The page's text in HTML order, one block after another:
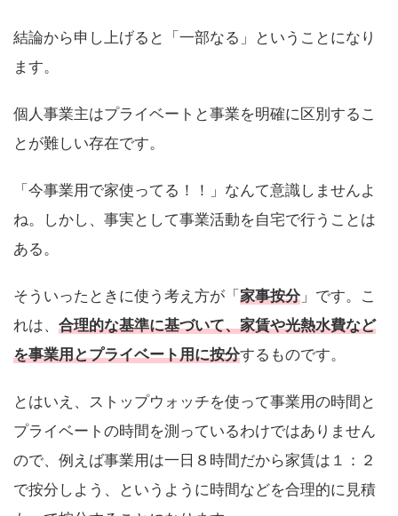
結論から申し上げると「一部なる」ということになり
ます。
個人事業主はプライベートと事業を明確に区別するこ
とが難しい存在です。
「今事業用で家使ってる！！」なんて意識しませんよ
ね。しかし、事実として事業活動を自宅で行うことは
ある。
そういったときに使う考え方が「 家事按分 」です。こ
れは、 合理的な基準に基づいて、家賃や光熱水費など
を事業用とプライベート用に按分するものです。
とはいえ、ストップウォッチを使って事業用の時間と
プライベートの時間を測っているわけではありません
ので、例えば事業用は一日８時間だから家賃は１：２
で按分しよう、というように時間などを合理的に見積